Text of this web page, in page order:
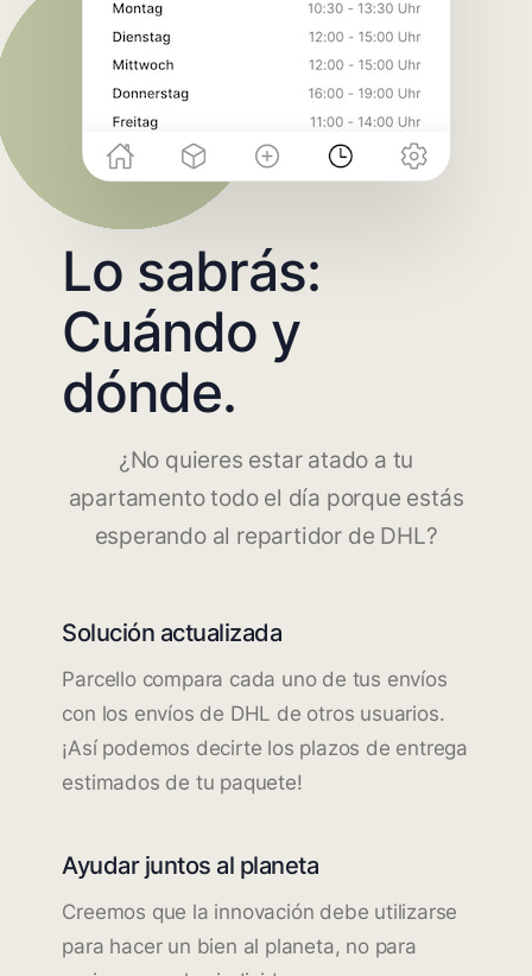
Lo sabrás:
Cuándo y
dónde.
¿No quieres estar atado a tu
apartamento todo el día porque estás
esperando al repartidor de DHL?
Solución actualizada
Parcello compara cada uno de tus envíos
con los envíos de DHL de otros usuarios.
¡Así podemos decirte los plazos de entrega
estimados de tu paquete!
Ayudar juntos al planeta
Creemos que la innovación debe utilizarse
para hacer un bien al planeta, no para